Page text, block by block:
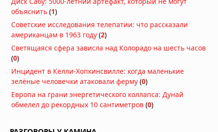
историю сумчатых хищников
21.07.2026 в 06:30
Гиены оказались мастерами
общения: они используют 13 звуков
переросла в драку
15.07.2026 в 08:30
В Китае нашли предка пауков
возрастом 518 млн лет с зачатками
14.07.2026 в 07:30
объяснить (1)
Советские исследования телепатии: что рассказали
американцам в 1963 году (2)
Светящаяся сфера зависла над Колорадо на шесть часов
(0)
Инцидент в Келли-Хопкинсвилле: когда маленькие
зелёные человечки атаковали ферму (0)
Европа на грани энергетического коллапса: Дунай
обмелел до рекордных 10 сантиметров (0)